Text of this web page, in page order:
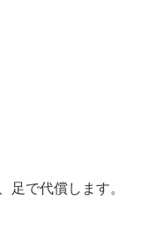
足で代償します。